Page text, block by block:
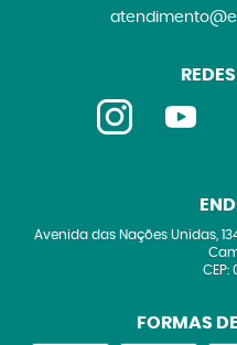
Avenida das Nações Unidas,
CEP:
FORMAS